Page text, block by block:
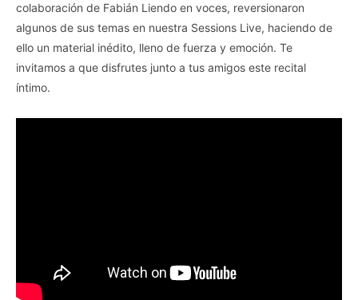
colaboración de Fabián Liendo en voces, reversionaron
algunos de sus temas en nuestra Sessions Live, haciendo de
ello un material inédito, lleno de fuerza y emoción. Te
invitamos a que disfrutes junto a tus amigos este recital
íntimo.